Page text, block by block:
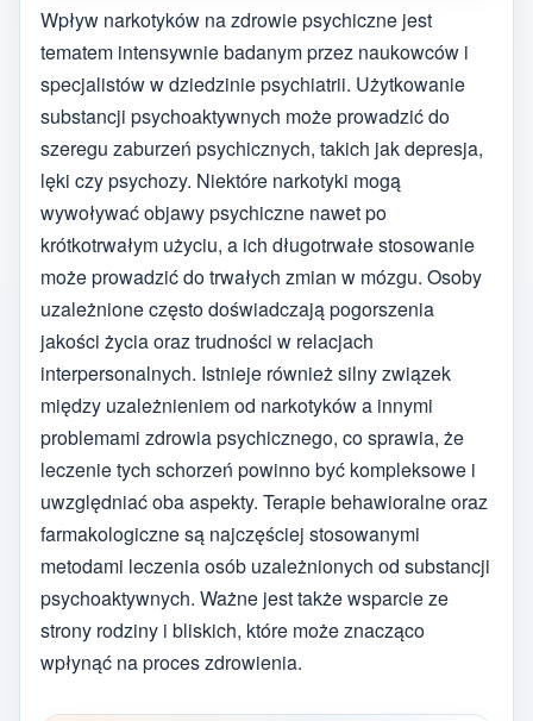
Wpływ narkotyków na zdrowie psychiczne jest
tematem intensywnie badanym przez naukowców i
specjalistów w dziedzinie psychiatrii. Użytkowanie
substancji psychoaktywnych może prowadzić do
szeregu zaburzeń psychicznych, takich jak depresja,
lęki czy psychozy. Niektóre narkotyki mogą
wywoływać objawy psychiczne nawet po
krótkotrwałym użyciu, a ich długotrwałe stosowanie
może prowadzić do trwałych zmian w mózgu. Osoby
uzależnione często doświadczają pogorszenia
jakości życia oraz trudności w relacjach
interpersonalnych. Istnieje również silny związek
między uzależnieniem od narkotyków a innymi
problemami zdrowia psychicznego, co sprawia, że
leczenie tych schorzeń powinno być kompleksowe i
uwzględniać oba aspekty. Terapie behawioralne oraz
farmakologiczne są najczęściej stosowanymi
metodami leczenia osób uzależnionych od substancji
psychoaktywnych. Ważne jest także wsparcie ze
strony rodziny i bliskich, które może znacząco
wpłynąć na proces zdrowienia.